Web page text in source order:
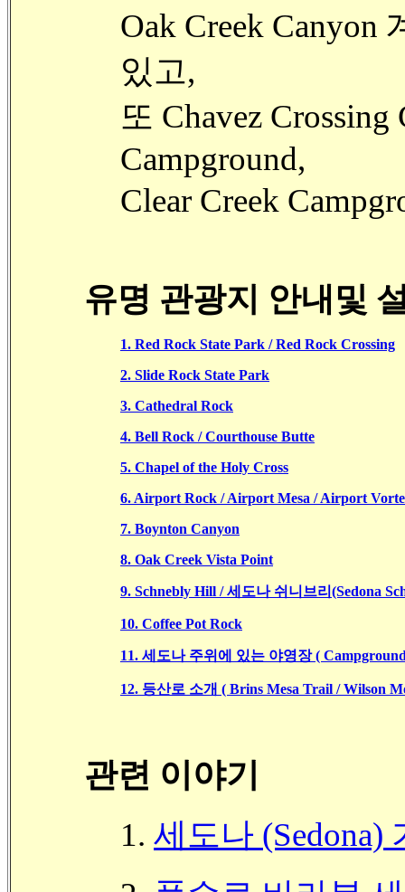
Oak Creek
있고,
또 Chavez Crossing
Campground,
Clear Creek
유명 관광지 안내및
1. Red Rock State Park / Red Rock Crossing
2. Slide Rock State Park
3. Cathedral Rock
4. Bell Rock / Courthouse Butte
5. Chapel of the Holy Cross
6. Airport Rock / Airport Mesa / Airport
7. Boynton Canyon
8. Oak Creek Vista Point
9. Schnebly Hill /세도나 쉬니브리(Sedona
10. Coffee Pot Rock
11. 세도나 주위에 있는 야영장 (
12. 등산로 소개 ( Brins Mesa Trail / Wilson
관련 이야기
1. 세도나 (Sedona)